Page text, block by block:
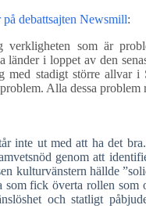
debattsajten Newsmill:
verkligheten som är
i loppet av den
stadigt större allvar
Alla dessa
inte ut med att ha det
genom att
kulturvänstern hällde
fick överta rollen som
och statligt